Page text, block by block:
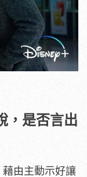
，是否言出
由主動示好讓